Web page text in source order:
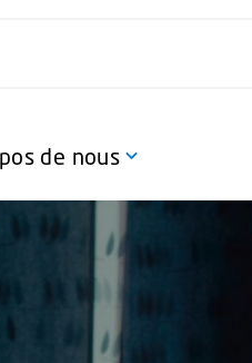
de nous